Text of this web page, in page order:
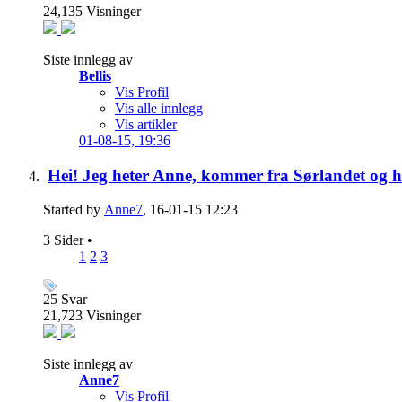
24,135 Visninger
Siste innlegg av
Bellis
Vis Profil
Vis alle innlegg
Vis artikler
01-08-15, 19:36
Hei! Jeg heter Anne, kommer fra Sørlandet og
Started by Anne7, 16-01-15 12:23
3 Sider •
1 2 3
25 Svar
21,723 Visninger
Siste innlegg av
Anne7
Vis Profil